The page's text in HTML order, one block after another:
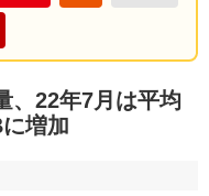
、22年7月は平均
増加